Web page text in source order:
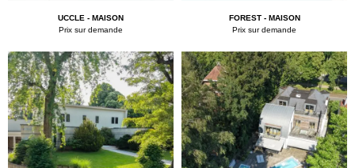
UCCLE - MAISON
Prix sur demande
FOREST - MAISON
Prix sur demande